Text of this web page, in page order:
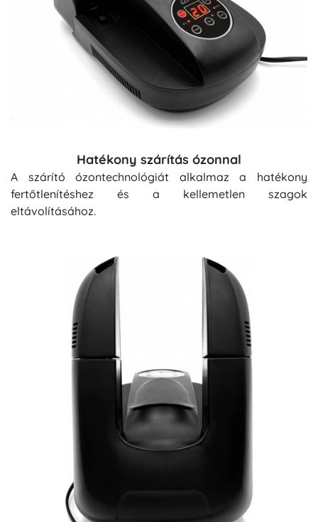
Hatékony szárítás ózonnal
A szárító ózontechnológiát alkalmaz a hatékony
fertőtlenítéshez és a kellemetlen szagok
eltávolításához.